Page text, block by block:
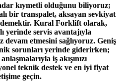
kıymetli olduğunu biliyoruz;
bir transpalet, aksayan sevkiyat
demektir. Kural Forklift olarak,
yerinde servis avantajıyla
devam etmesini sağlıyoruz. Geniş
sorunları yerinde giderirken;
iş akışınızı
teknik destek ve en iyi fiyat
geçin.